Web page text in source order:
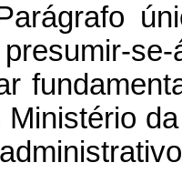
único.